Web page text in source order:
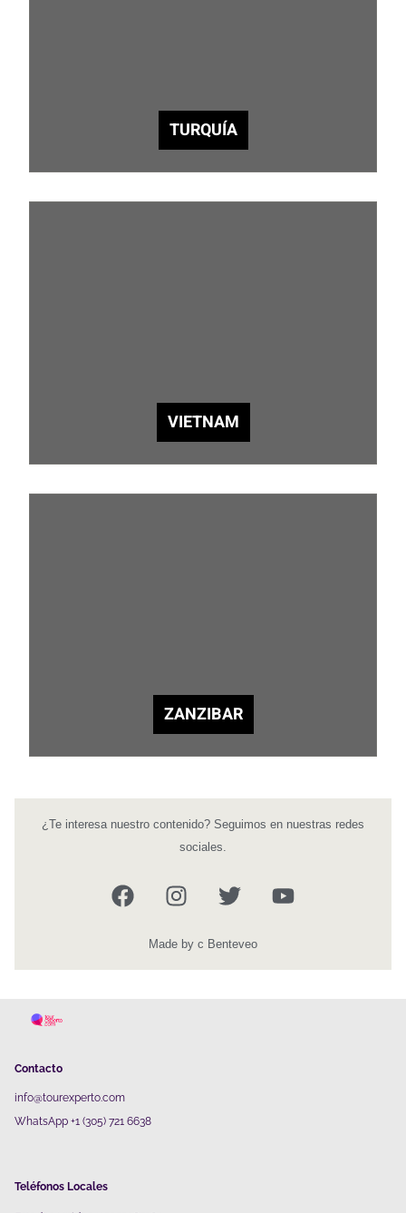
TURQUÍA
VIETNAM
ZANZIBAR
¿Te interesa nuestro contenido? Seguimos en nuestras redes
sociales.
Made by c Benteveo
Contacto
info@tourexperto.com
WhatsApp +1 (305) 721 6638
Teléfonos Locales